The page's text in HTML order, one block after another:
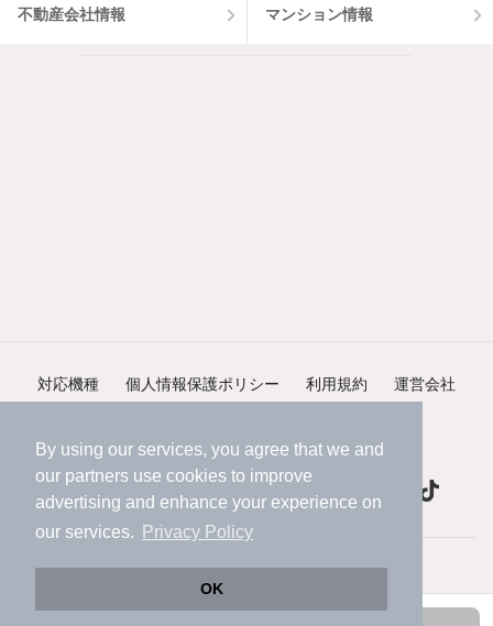
By using our services, you agree that we and
our partners use cookies to improve
advertising and enhance your experience on
our services.
Privacy Policy
OK
不動産会社情報 マンション情報
対応機種 個人情報保護ポリシー 利用規約 運営会社
©NIFTY Lifestyle Co., Ltd.